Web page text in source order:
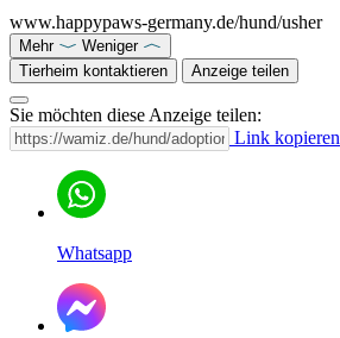
www.happypaws-germany.de/hund/usher
Mehr
Weniger
Tierheim kontaktieren
Anzeige teilen
Sie möchten diese Anzeige teilen:
Link kopieren
Whatsapp